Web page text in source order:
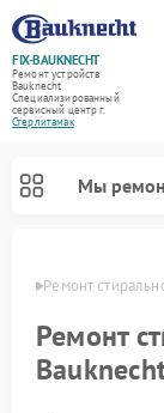
FIX-BAUKNECHT
Ремонт устройств
Bauknecht
Специализированный
cервисный центр г.
Стерлитамак
Мы
Ремонт
Ремонт